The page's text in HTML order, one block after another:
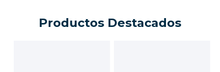
Productos Destacados